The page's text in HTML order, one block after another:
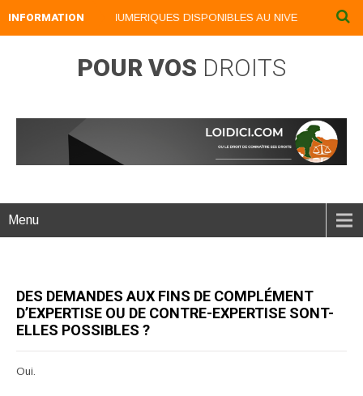
INFORMATION
NOS LIVRES NUMERIQUES DISPONIBLES AU NIVEAU DU
POUR VOS DROITS
Menu
DES DEMANDES AUX FINS DE COMPLÉMENT
D’EXPERTISE OU DE CONTRE-EXPERTISE SONT-
ELLES POSSIBLES ?
Oui.